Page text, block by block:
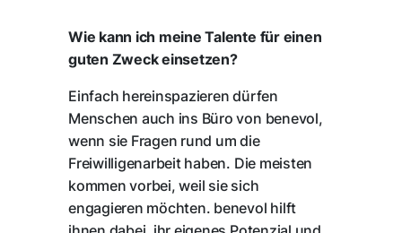
Wie kann ich meine Talente für einen
guten Zweck einsetzen?
Einfach hereinspazieren dürfen
Menschen auch ins Büro von benevol,
wenn sie Fragen rund um die
Freiwilligenarbeit haben. Die meisten
kommen vorbei, weil sie sich
engagieren möchten. benevol hilft